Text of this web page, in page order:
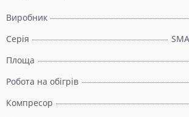
Виробник
Серія
Площа
Робота на обігрів
Компресор